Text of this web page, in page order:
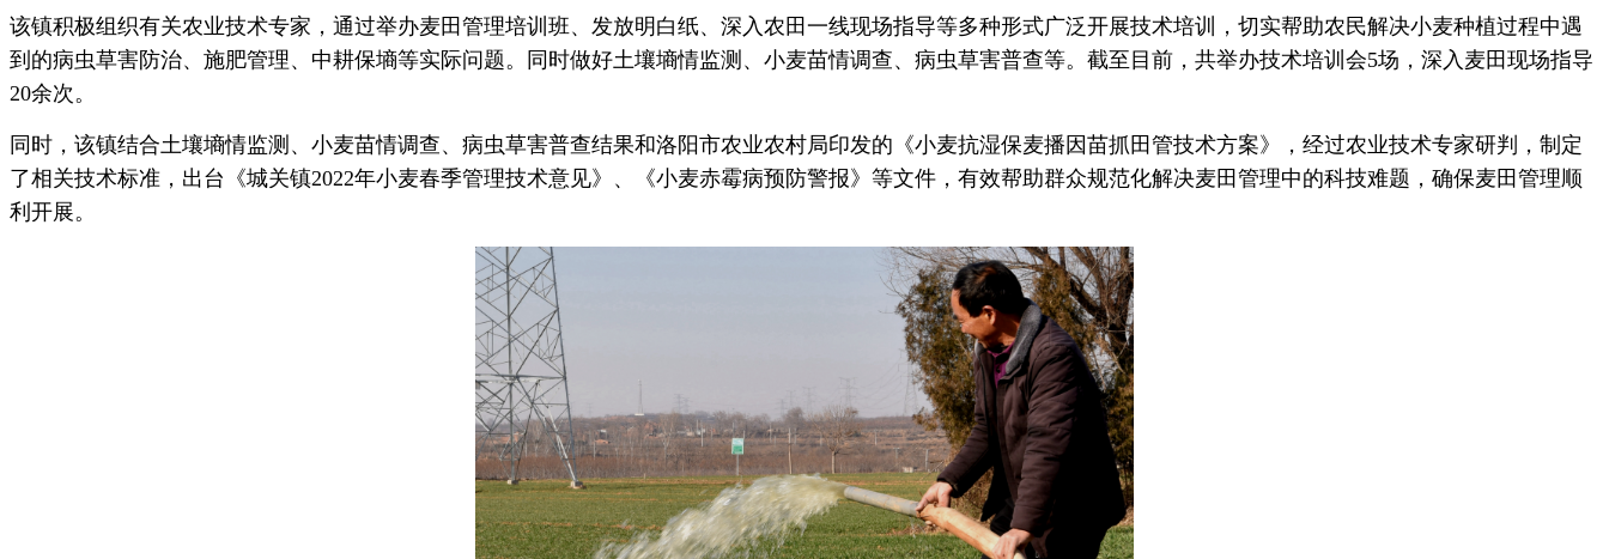
该镇积极组织有关农业技术专家，通过举办麦田管理培训班、发放明白纸、深入农田一线现场指导等多种形式广泛开展技术培训，切实帮助农民解决小麦种植过程中遇
到的病虫草害防治、施肥管理、中耕保墒等实际问题。同时做好土壤墒情监测、小麦苗情调查、病虫草害普查等。截至目前，共举办技术培训会5场，深入麦田现场指导
20余次。
同时，该镇结合土壤墒情监测、小麦苗情调查、病虫草害普查结果和洛阳市农业农村局印发的《小麦抗湿保麦播因苗抓田管技术方案》，经过农业技术专家研判，制定
了相关技术标准，出台《城关镇2022年小麦春季管理技术意见》、《小麦赤霉病预防警报》等文件，有效帮助群众规范化解决麦田管理中的科技难题，确保麦田管理顺
利开展。